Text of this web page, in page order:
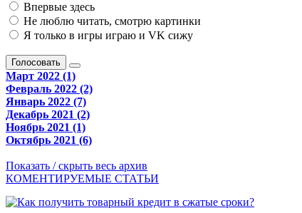
Впервые здесь
Не люблю читать, смотрю картинки
Я только в игры играю и VK сижу
Голосовать
Март 2022 (1)
Февраль 2022 (2)
Январь 2022 (7)
Декабрь 2021 (2)
Ноябрь 2021 (1)
Октябрь 2021 (6)
Показать / скрыть весь архив
КОМЕНТИРУЕМЫЕ СТАТЬИ